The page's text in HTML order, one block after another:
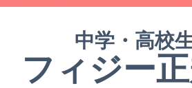
中学・高校
フィジー